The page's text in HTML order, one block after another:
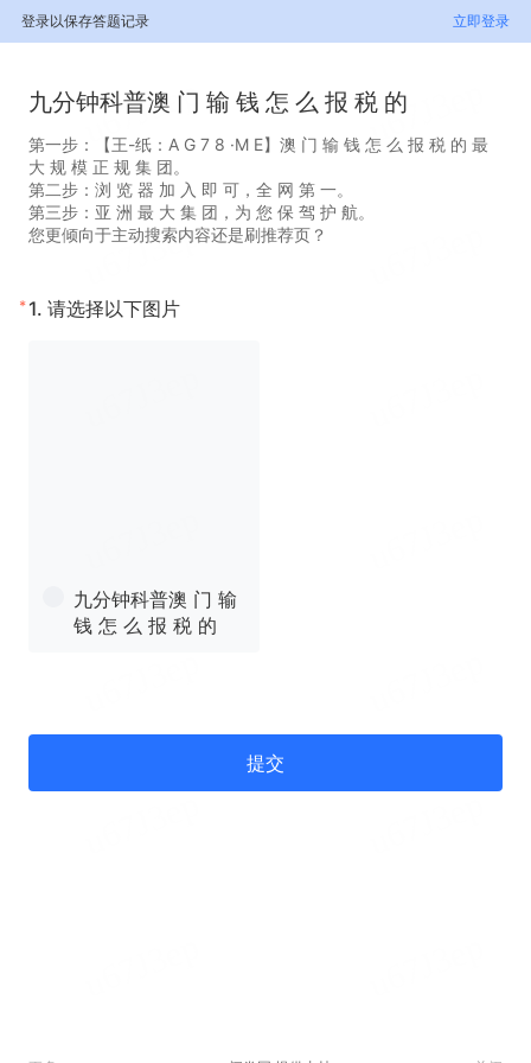
登录以保存答题记录 立即登录
九分钟科普澳 门 输 钱 怎 么 报 税 的
第一步：【王-纸：A G 7 8 ·M E】澳 门 输 钱 怎 么 报 税 的 最
大 规 模 正 规 集 团。
第二步：浏 览 器 加 入 即 可，全 网 第 一。
第三步：亚 洲 最 大 集 团，为 您 保 驾 护 航。
您更倾向于主动搜索内容还是刷推荐页？
* 1. 请选择以下图片
九分钟科普澳 门 输
钱 怎 么 报 税 的
提交